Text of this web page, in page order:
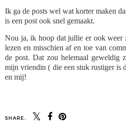
Ik ga de posts wel wat korter maken
is een post ook snel gemaakt.
Nou ja, ik hoop dat jullie er ook weer
lezen en misschien af en toe van
de post. Dat zou helemaal geweldig
mijn vriendin ( die een stuk rustiger is
en mij!
SHARE: